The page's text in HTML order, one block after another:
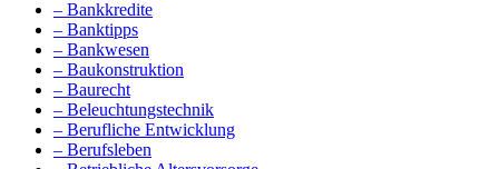
– Bankkredite
– Banktipps
– Bankwesen
– Baukonstruktion
– Baurecht
– Beleuchtungstechnik
– Berufliche Entwicklung
– Berufsleben